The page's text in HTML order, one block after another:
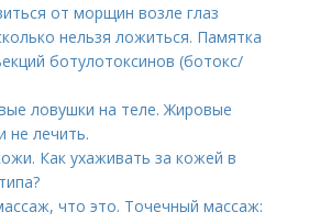
от морщин возле глаз
нельзя ложиться. Памятка
ботулотоксинов (ботокс/
ловушки на теле. Жировые
не лечить.
Как ухаживать за кожей в
что это. Точечный массаж: